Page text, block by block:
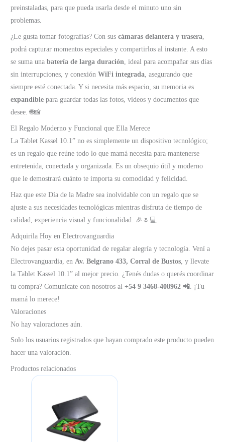
preinstaladas, para que pueda usarla desde el minuto uno sin
problemas.
¿Le gusta tomar fotografías? Con suscámaras delantera y trasera,
podrá capturar momentos especiales y compartirlos al instante. A esto
se suma unabatería de larga duración, ideal para acompañar sus días
sin interrupciones, y conexiónWiFi integrada, asegurando que
siempre esté conectada. Y si necesita más espacio, su memoria es
expandible para guardar todas las fotos, videos y documentos que
desee. 🌐📸
El Regalo Moderno y Funcional que Ella Merece
La Tablet Kassel 10.1” no es simplemente un dispositivo tecnológico;
es un regalo que reúne todo lo que mamá necesita para mantenerse
entretenida, conectada y organizada. Es un obsequio útil y moderno
que le demostrará cuánto te importa su comodidad y felicidad.
Haz que este Día de la Madre sea inolvidable con un regalo que se
ajuste a sus necesidades tecnológicas mientras disfruta de tiempo de
calidad, experiencia visual y funcionalidad. 🎉🌷💻
Adquirila Hoy en Electrovanguardia
No dejes pasar esta oportunidad de regalar alegría y tecnología. Vení a
Electrovanguardia, en Av. Belgrano 433, Corral de Bustos , y llevate
la Tablet Kassel 10.1” al mejor precio. ¿Tenés dudas o querés coordinar
tu compra? Comunicate con nosotros al+54 9 3468-408962 📲 . ¡Tu
mamá lo merece!
Valoraciones
No hay valoraciones aún.
Solo los usuarios registrados que hayan comprado este producto pueden
hacer una valoración.
Productos relacionados